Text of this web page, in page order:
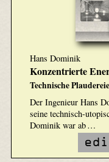
Hans Dominik
Konzentrierte
Technische
Der Ingenieur Hans
seine technisch-
Dominik war ab …